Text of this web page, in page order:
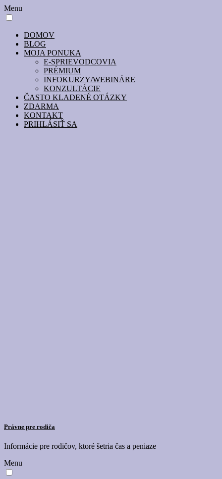
Menu
DOMOV
BLOG
MOJA PONUKA
E-SPRIEVODCOVIA
PRÉMIUM
INFOKURZY/WEBINÁRE
KONZULTÁCIE
ČASTO KLADENÉ OTÁZKY
ZDARMA
KONTAKT
PRIHLÁSIŤ SA
Právne pre rodiča
Informácie pre rodičov, ktoré šetria čas a peniaze
Menu